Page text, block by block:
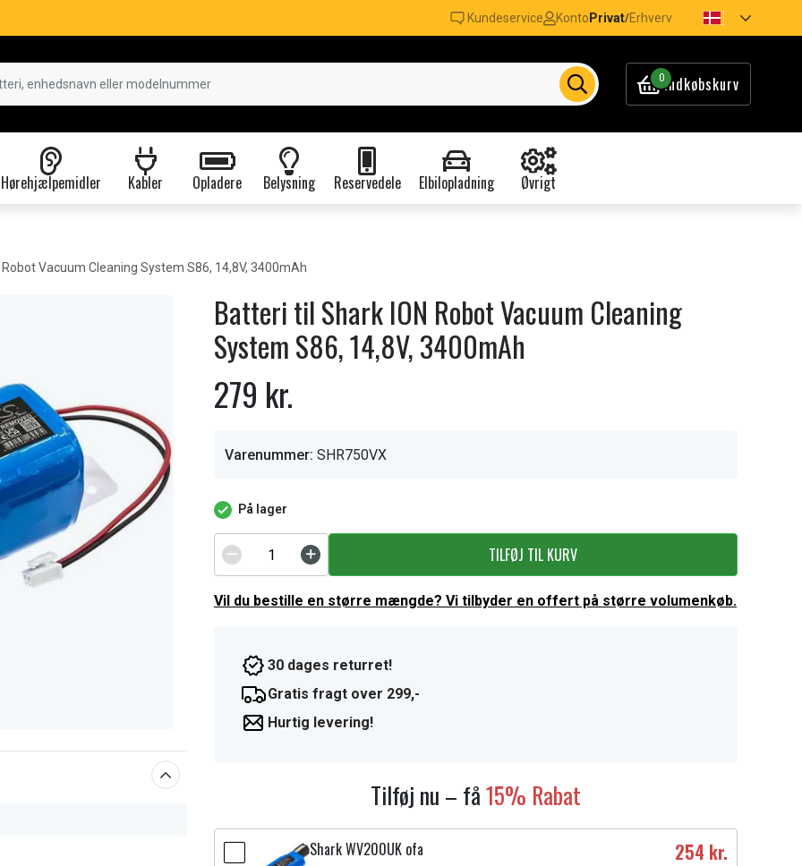
Kundeservice Konto Privat/Erhverv
0Indkøbskurv
Hørehjælpemidler Kabler Opladere Belysning Reservedele Elbilopladning Øvrigt
Robot Vacuum Cleaning System S86, 14,8V, 3400mAh
Batteri til Shark ION Robot Vacuum Cleaning
System S86, 14,8V, 3400mAh
279 kr.
Varenummer: SHR750VX
På lager
TILFØJ TIL KURV
Vil du bestille en større mængde? Vi tilbyder en offert på større volumenkøb.
30 dages returret!
Gratis fragt over 299,-
Hurtig levering!
Tilføj nu – få15% Rabat
Shark WV200UK ofa 254 kr.